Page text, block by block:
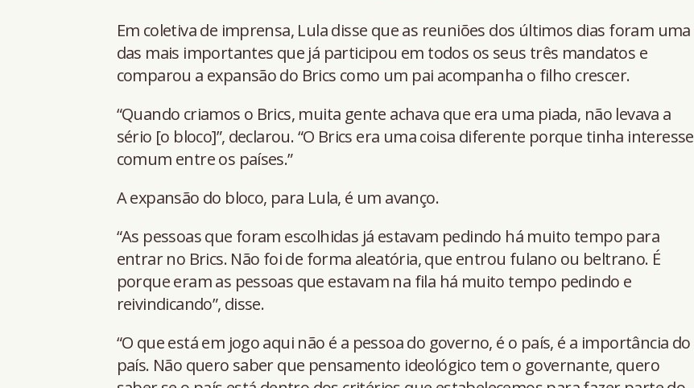
Em coletiva de imprensa, Lula disse que as reuniões dos últimos dias foram uma
das mais importantes que já participou em todos os seus três mandatos e
comparou a expansão do Brics como um pai acompanha o filho crescer.
“Quando criamos o Brics, muita gente achava que era uma piada, não levava a
sério [o bloco]”, declarou. “O Brics era uma coisa diferente porque tinha interesse
comum entre os países.”
A expansão do bloco, para Lula, é um avanço.
“As pessoas que foram escolhidas já estavam pedindo há muito tempo para
entrar no Brics. Não foi de forma aleatória, que entrou fulano ou beltrano. É
porque eram as pessoas que estavam na fila há muito tempo pedindo e
reivindicando”, disse.
“O que está em jogo aqui não é a pessoa do governo, é o país, é a importância do
país. Não quero saber que pensamento ideológico tem o governante, quero